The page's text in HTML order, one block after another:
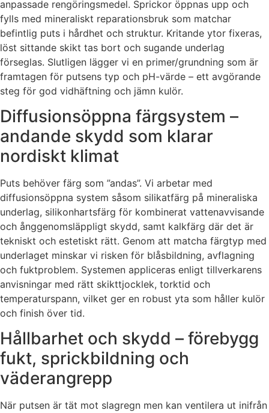
anpassade rengöringsmedel. Sprickor öppnas upp och
fylls med mineraliskt reparationsbruk som matchar
befintlig puts i hårdhet och struktur. Kritande ytor fixeras,
löst sittande skikt tas bort och sugande underlag
förseglas. Slutligen lägger vi en primer/grundning som är
framtagen för putsens typ och pH-värde – ett avgörande
steg för god vidhäftning och jämn kulör.
Diffusionsöppna färgsystem –
andande skydd som klarar
nordiskt klimat
Puts behöver färg som ”andas”. Vi arbetar med
diffusionsöppna system såsom silikatfärg på mineraliska
underlag, silikonhartsfärg för kombinerat vattenavvisande
och ånggenomsläppligt skydd, samt kalkfärg där det är
tekniskt och estetiskt rätt. Genom att matcha färgtyp med
underlaget minskar vi risken för blåsbildning, avflagning
och fuktproblem. Systemen appliceras enligt tillverkarens
anvisningar med rätt skikttjocklek, torktid och
temperaturspann, vilket ger en robust yta som håller kulör
och finish över tid.
Hållbarhet och skydd – förebygg
fukt, sprickbildning och
väderangrepp
När putsen är tät mot slagregn men kan ventilera ut inifrån